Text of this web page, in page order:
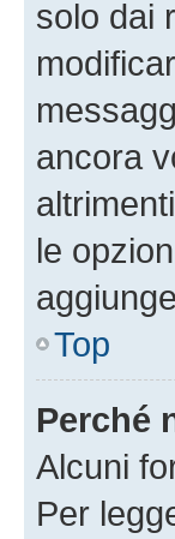
solo dai
ancora
le
Top
Perché
Alcuni
Per